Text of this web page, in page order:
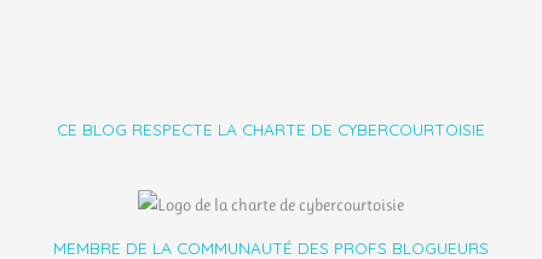
CE BLOG RESPECTE LA CHARTE DE CYBERCOURTOISIE
MEMBRE DE LA COMMUNAUTÉ DES PROFS BLOGUEURS